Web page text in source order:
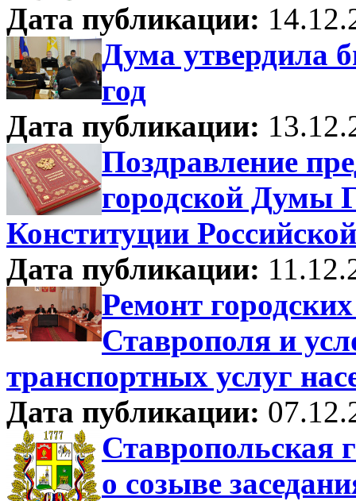
Дата публикации:
Дума утвердила
год
Дата публикации:
Поздравление
городской Думы
Конституции
Дата публикации:
Ремонт
Ставрополя и
транспортных услуг
Дата публикации:
Ставропольская
о созыве